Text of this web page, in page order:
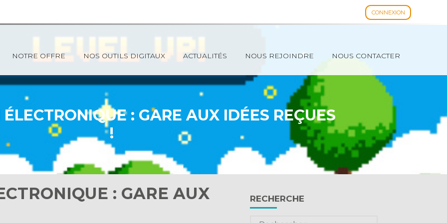
CONNEXION
NOTRE OFFRE NOS OUTILS DIGITAUX ACTUALITÉS NOUS REJOINDRE NOUS CONTACTER
: GARE AUX IDÉES REÇUES
!
: GARE AUX
Blog
sidebar
RECHERCHE
Rechercher :